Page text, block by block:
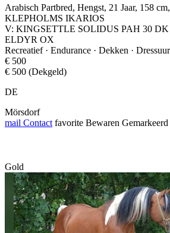
Arabisch Partbred, Hengst, 21 Jaar, 158
KLEPHOLMS IKARIOS
V: KINGSETTLE SOLIDUS PAH 30
ELDYR OX
Recreatief · Endurance · Dekken · Dressuur
€ 500
€ 500 (Dekgeld)
DE
Mörsdorf
mail Contact favorite Bewaren Gemarkeerd
Gold